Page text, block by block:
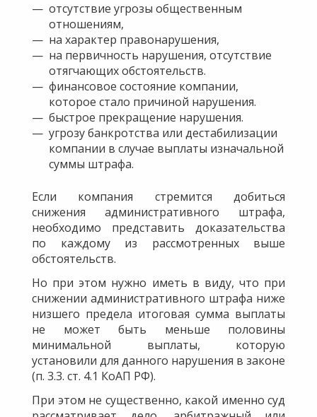
отсутствие угрозы общественным
отношениям,
на характер правонарушения,
на первичность нарушения, отсутствие
отягчающих обстоятельств.
финансовое состояние компании,
которое стало причиной нарушения.
быстрое прекращение нарушения.
угрозу банкротства или дестабилизации
компании в случае выплаты изначальной
суммы штрафа.
Если компания стремится добиться
снижения административного штрафа,
необходимо представить доказательства
по каждому из рассмотренных выше
обстоятельств.
Но при этом нужно иметь в виду, что при
снижении административного штрафа ниже
низшего предела итоговая сумма выплаты
не может быть меньше половины
минимальной выплаты, которую
установили для данного нарушения в законе
(п. 3.3. ст. 4.1 КоАП РФ).
При этом не существенно, какой именно суд